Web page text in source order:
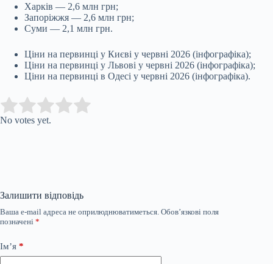
Харків — 2,6 млн грн;
Запоріжжя — 2,6 млн грн;
Суми — 2,1 млн грн.
Ціни на первинці у Києві у червні 2026 (інфографіка);
Ціни на первинці у Львові у червні 2026 (інфографіка);
Ціни на первинці в Одесі у червні 2026 (інфографіка).
Rate this item:
No votes yet.
Залишити відповідь
Ваша e-mail адреса не оприлюднюватиметься. Обов’язкові поля
позначені *
Ім’я *